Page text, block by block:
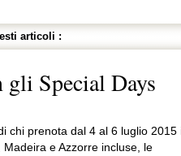
articoli :
Special Days
chi prenota dal 4 al 6 luglio 2015
e Azzorre incluse, le